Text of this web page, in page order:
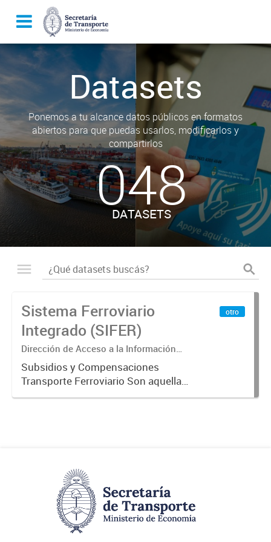
Datasets
Ponemos a tu alcance datos públicos en formatos
abiertos para que puedas usarlos, modificarlos y
compartirlos
048
DATASETS
Sistema Ferroviario
Integrado (SIFER)
Dirección de Acceso a la Información
Pública y Transparencia
Subsidios y Compensaciones
Transporte Ferroviario Son aquellas
transferencias realizadas por la
otro